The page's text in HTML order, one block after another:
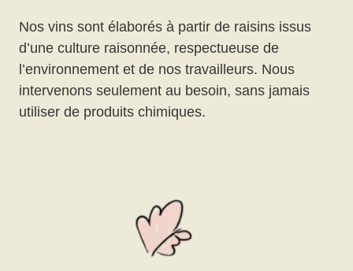
Nos vins sont élaborés à partir de raisins issus
d’une culture raisonnée, respectueuse de
l’environnement et de nos travailleurs. Nous
intervenons seulement au besoin, sans jamais
utiliser de produits chimiques.